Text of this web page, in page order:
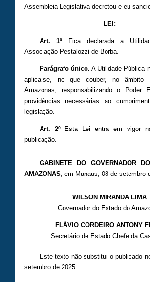
Assembleia Legislativa decretou e eu
LEI:
Art. 1º Fica declarada a
Associação Pestalozzi de Borba.
Parágrafo único. A Utilidade Pública
aplica-se, no que couber, no âmbito
Amazonas, responsabilizando o Poder
providências necessárias ao
legislação.
Art. 2º
Esta Lei entra em vigor
publicação.
GABINETE DO GOVERNADOR
AMAZONAS , em Manaus, 08 de setembro
WILSON MIRANDA LIMA
Governador do Estado do
FLÁVIO CORDEIRO ANTONY
Secretário de Estado Chefe da
Este texto não substitui o publicado
setembro de 2025.